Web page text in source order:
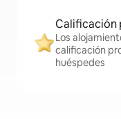
Calificación
Los
calificación
huéspedes